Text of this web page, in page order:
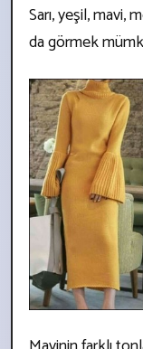
Sarı, yeşil, mavi,
da görmek